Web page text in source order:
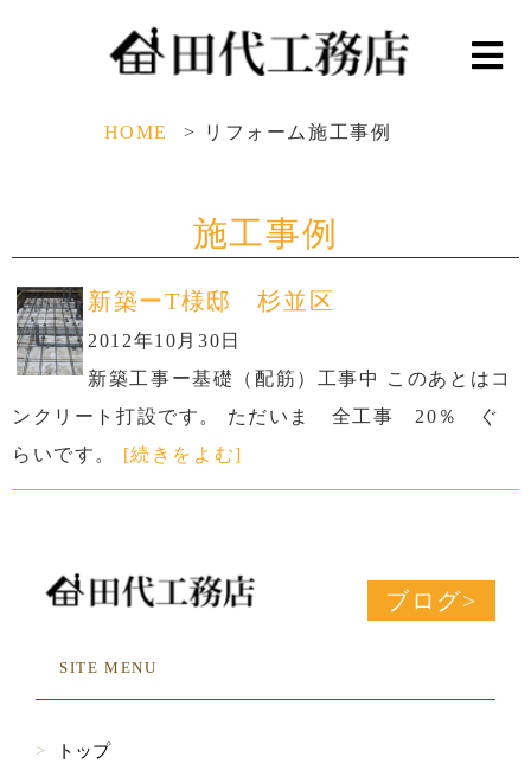
HOME リフォーム施工事例
施工事例
新築ーT様邸 杉並区
2012年10月30日
新築工事ー基礎（配筋）工事中 このあとはコ
ンクリート打設です。 ただいま 全工事 20％ ぐ
らいです。
[続きをよむ]
ブログ
SITE MENU
トップ